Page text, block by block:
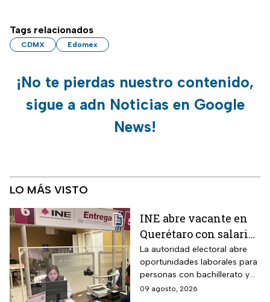
Tags relacionados
CDMX Edomex
¡No te pierdas nuestro contenido,
sigue a adn Noticias en Google
News!
LO MÁS VISTO
INE abre vacante en
Querétaro con salario
de más de 10 mil pesos
y estos son los
requisitos
La autoridad electoral abre
oportunidades laborales para
personas con bachillerato y
un año de atención al público;
09 agosto, 2026